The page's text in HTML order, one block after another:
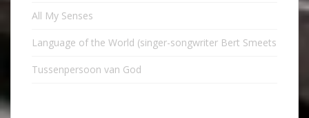
All My Senses
Language of the World (singer-songwriter Bert Smeets
Tussenpersoon van God